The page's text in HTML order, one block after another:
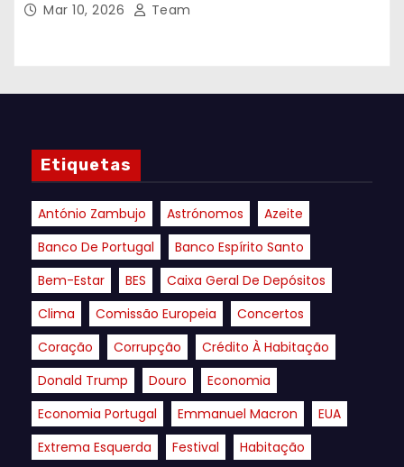
Mar 10, 2026 Team
Etiquetas
António Zambujo Astrónomos
Azeite
Banco De Portugal
Banco Espírito Santo
Bem-Estar
BES
Caixa Geral De Depósitos
Clima
Comissão Europeia
Concertos
Coração
Corrupção
Crédito À Habitação
Donald Trump
Douro
Economia
Economia Portugal
Emmanuel Macron
EUA
Extrema Esquerda
Festival
Habitação